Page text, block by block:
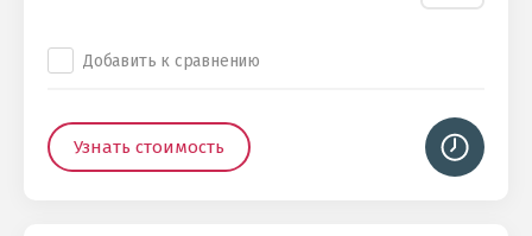
Добавить к сравнению
Узнать стоимость